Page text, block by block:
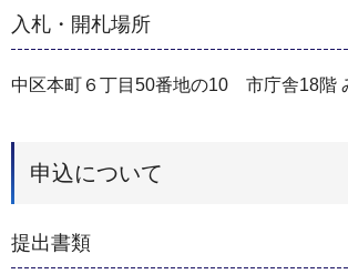
入札・開札場所
中区本町６丁目50番地の10 市庁舎18階
申込について
提出書類